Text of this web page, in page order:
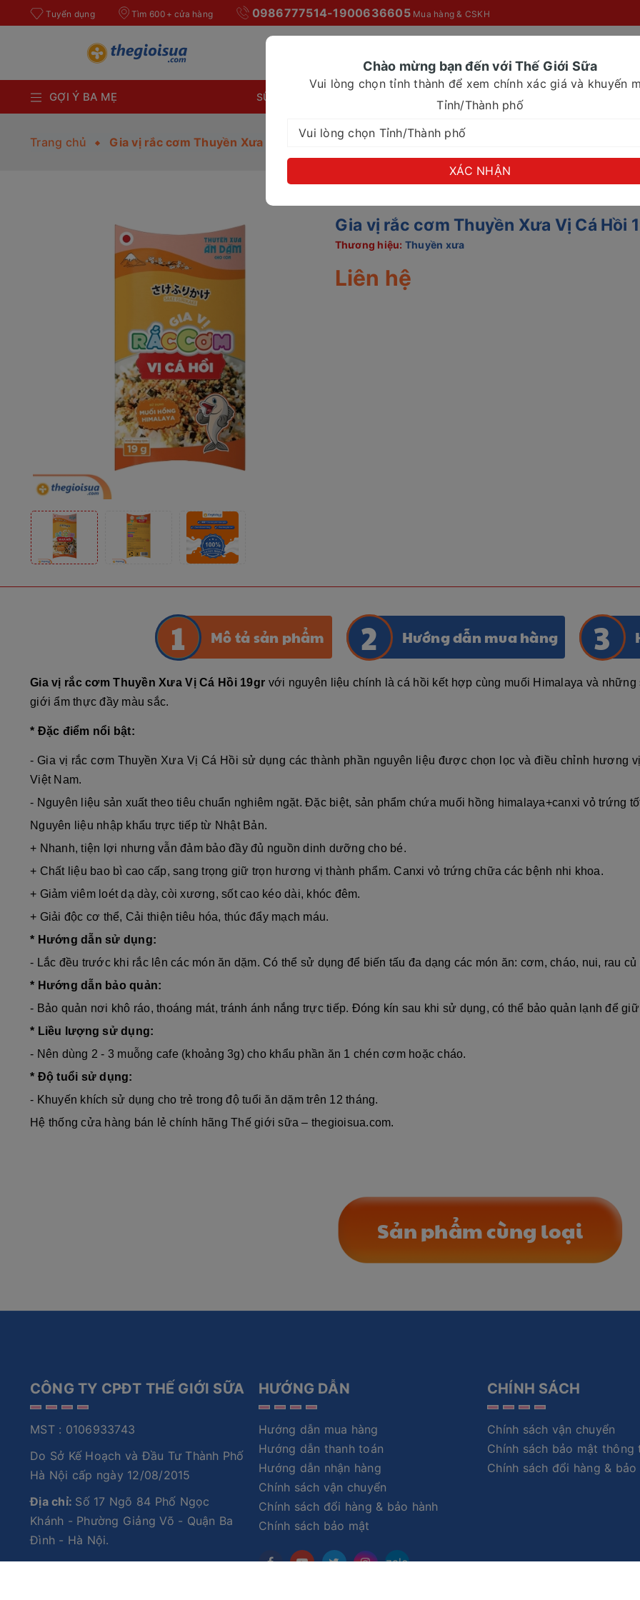
Tuyển dụng Tìm 600+ cửa hàng 0986777514-1900636605Mua hàng & CSKH
GỢI Ý BA MẸ SỮA BỘT CHO MỌI NHÀ SỮA CHO NHU CẦU ĐẶC BIỆT
Trang chủ Gia vị rắc cơm Thuyền Xưa Vị Cá Hồi 19gr
Gia vị rắc cơm Thuyền Xưa Vị Cá Hồi
Thương hiệu: Thuyền xưa
Liên hệ
Mô tả sản phẩm Hướng dẫn mua hàng
Gia vị rắc cơm Thuyền Xưa Vị Cá Hồi 19gr với nguyên liệu chính là cá hồi kết hợp cùng muối Himalaya và
giới ẩm thực đầy màu sắc.
* Đặc điểm nổi bật:
- Gia vị rắc cơm Thuyền Xưa Vị Cá Hồi sử dụng các thành phần nguyên liệu được chọn lọc và điều chỉnh hương
Việt Nam.
- Nguyên liệu sản xuất theo tiêu chuẩn nghiêm ngặt. Đặc biệt, sản phẩm chứa muối hồng himalaya+canxi vỏ trứng
Nguyên liệu nhập khẩu trực tiếp từ Nhật Bản.
+ Nhanh, tiện lợi nhưng vẫn đảm bảo đầy đủ nguồn dinh dưỡng cho bé.
+ Chất liệu bao bì cao cấp, sang trọng giữ trọn hương vị thành phẩm. Canxi vỏ trứng chữa các bệnh nhi khoa.
+ Giảm viêm loét dạ dày, còi xương, sốt cao kéo dài, khóc đêm.
+ Giải độc cơ thể, Cải thiện tiêu hóa, thúc đẩy mạch máu.
* Hướng dẫn sử dụng:
- Lắc đều trước khi rắc lên các món ăn dặm. Có thể sử dụng để biến tấu đa dạng các món ăn: cơm, cháo, nui, rau củ
* Hướng dẫn bảo quản:
- Bảo quản nơi khô ráo, thoáng mát, tránh ánh nắng trực tiếp. Đóng kín sau khi sử dụng, có thể bảo quản lạnh để
* Liều lượng sử dụng:
- Nên dùng 2 - 3 muỗng cafe (khoảng 3g) cho khẩu phần ăn 1 chén cơm hoặc cháo.
* Độ tuổi sử dụng:
- Khuyến khích sử dụng cho trẻ trong độ tuổi ăn dặm trên 12 tháng.
Hệ thống cửa hàng bán lẻ chính hãng Thế giới sữa – thegioisua.com.
Sản phẩm cùng loại
CÔNG TY CPĐT THẾ GIỚI SỮA
MST : 0106933743
Do Sở Kế Hoạch và Đầu Tư Thành Phố
Hà Nội cấp ngày 12/08/2015
Địa chỉ: Số 17 Ngõ 84 Phố Ngọc
Khánh - Phường Giảng Võ - Quận Ba
Đình - Hà Nội.
HƯỚNG DẪN
Hướng dẫn mua hàng
Hướng dẫn thanh toán
Hướng dẫn nhận hàng
Chính sách vận chuyển
Chính sách đổi hàng & bảo hành
Chính sách bảo mật
zalo
CHÍNH SÁCH
Chính sách vận chuyển
Chính sách bảo mật thông
Chính sách đổi hàng & bảo
Chào mừng bạn đến với Thế Giới Sữa
Vui lòng chọn tỉnh thành để xem chính xác giá và khuyến
Tỉnh/Thành phố
XÁC NHẬN